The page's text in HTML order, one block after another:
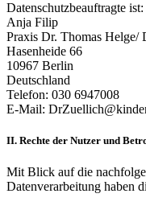
Datenschutzbeauftragte ist:
Anja Filip
Praxis Dr. Thomas Helge/
Hasenheide 66
10967 Berlin
Deutschland
Telefon: 030 6947008
E-Mail:
II. Rechte der Nutzer und
Mit Blick auf die
Datenverarbeitung haben